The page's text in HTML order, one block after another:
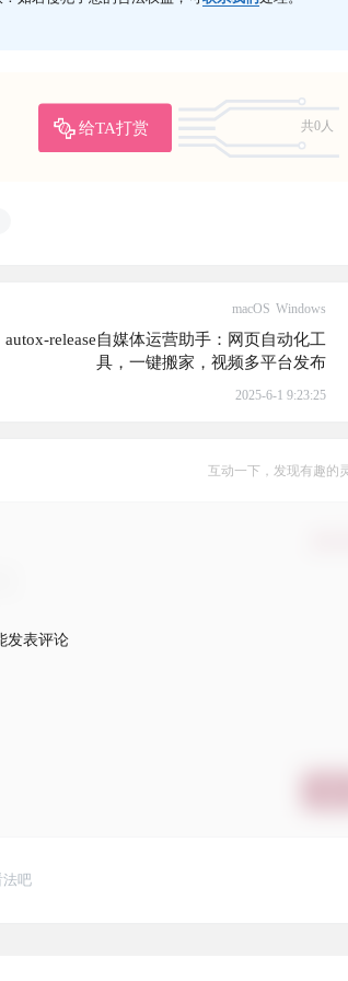
给TA打赏
共0人
macOS Windows
autox-release自媒体运营助手：网页自动化工
具，一键搬家，视频多平台发布
2025-6-1 9:23:25
互动一下，发现有趣的
发表评论
法吧